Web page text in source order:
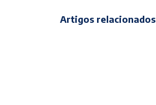
Artigos relacionados